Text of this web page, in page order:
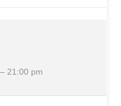
21:00 pm